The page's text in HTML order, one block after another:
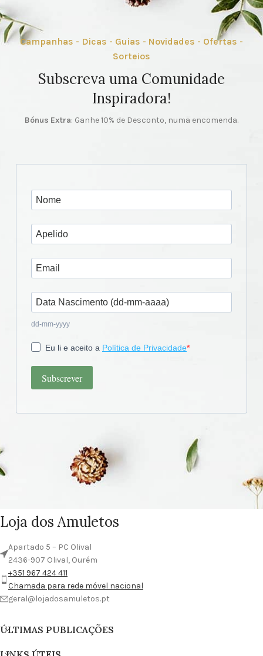
Campanhas - Dicas - Guias - Novidades - Ofertas -
Sorteios
Subscreva uma Comunidade
Inspiradora!
Bónus Extra: Ganhe 10% de Desconto, numa encomenda.
dd-mm-yyyy
Eu li e aceito a Política de Privacidade
Subscrever
Loja dos Amuletos
Apartado 5 – PC Olival
2436-907 Olival, Ourém
+351 967 424 411
Chamada para rede móvel nacional
geral@lojadosamuletos.pt
ÚLTIMAS PUBLICAÇÕES